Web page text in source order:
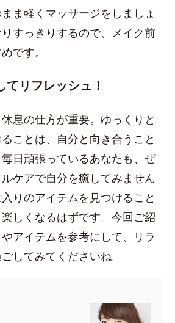
ま軽くマッサージをしましょ
すっきりするので、メイク前
です。
リフレッシュ！
息の仕方が重要。ゆっくりと
ことは、自分と向き合うこと
日頑張っているあなたも、ぜ
ケアで自分を癒してみません
りのアイテムを見つけること
しくなるはずです。今回ご紹
アイテムを参考にして、リラ
してみてくださいね。